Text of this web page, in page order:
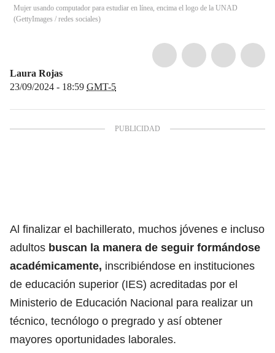
Mujer usando computador para estudiar en línea, encima el logo de la UNAD
(GettyImages / redes sociales)
Laura Rojas
23/09/2024 - 18:59 GMT-5
Al finalizar el bachillerato, muchos jóvenes e incluso
adultos buscan la manera de seguir formándose
académicamente, inscribiéndose en instituciones
de educación superior (IES) acreditadas por el
Ministerio de Educación Nacional para realizar un
técnico, tecnólogo o pregrado y así obtener
mayores oportunidades laborales.